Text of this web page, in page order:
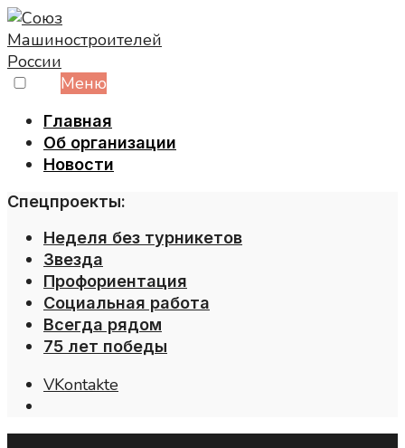
Skip
to
content
Меню
Главная
Об организации
Новости
Спецпроекты:
Неделя без турникетов
Звезда
Профориентация
Социальная работа
Всегда рядом
75 лет победы
VKontakte